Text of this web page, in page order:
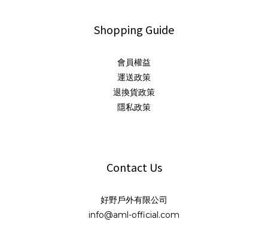
Shopping Guide
會員權益
運送政策
退換貨政策
隱私政策
Contact Us
好野戶外有限公司
info@aml-official.com